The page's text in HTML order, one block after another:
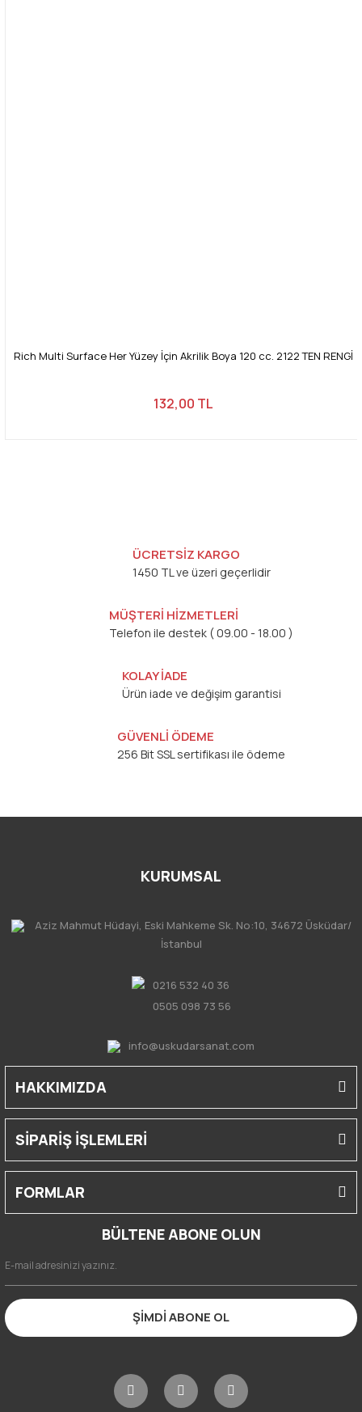
Rich Multi Surface Her Yüzey İçin Akrilik Boya 120 cc. 2122 TEN RENGİ
132,00 TL
ÜCRETSİZ KARGO
1450 TL ve üzeri geçerlidir
MÜŞTERİ HİZMETLERİ
Telefon ile destek ( 09.00 - 18.00 )
KOLAY İADE
Ürün iade ve değişim garantisi
GÜVENLİ ÖDEME
256 Bit SSL sertifikası ile ödeme
KURUMSAL
Aziz Mahmut Hüdayi, Eski Mahkeme Sk. No:10, 34672 Üsküdar/
İstanbul
0216 532 40 36
0505 098 73 56
info@uskudarsanat.com
HAKKIMIZDA
SİPARİŞ İŞLEMLERİ
FORMLAR
BÜLTENE ABONE OLUN
ŞİMDİ ABONE OL